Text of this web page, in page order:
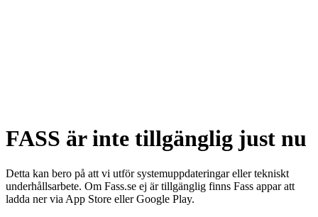
FASS är inte tillgänglig just nu
Detta kan bero på att vi utför systemuppdateringar eller tekniskt
underhållsarbete. Om Fass.se ej är tillgänglig finns Fass appar att
ladda ner via App Store eller Google Play.